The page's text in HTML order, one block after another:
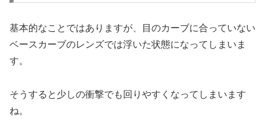
基本的なことではありますが、目のカーブに合っていない
ベースカーブのレンズでは浮いた状態になってしまいま
す。
そうすると少しの衝撃でも回りやすくなってしまいます
ね。